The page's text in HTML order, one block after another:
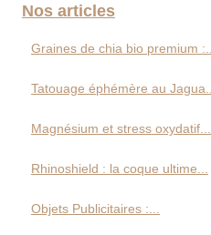
Nos articles
Graines de chia bio premium :...
Tatouage éphémère au Jagua...
Magnésium et stress oxydatif...
Rhinoshield : la coque ultime...
Objets Publicitaires :...